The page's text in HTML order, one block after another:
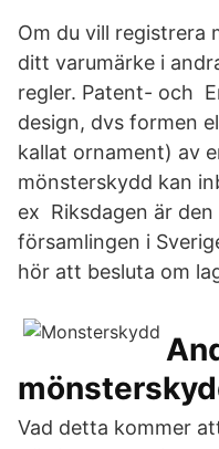
Om du vill registrera
ditt varumärke i
regler. Patent- och
design, dvs formen
kallat ornament) av
mönsterskydd kan
ex Riksdagen är
församlingen i
hör att besluta om
Vad detta kommer